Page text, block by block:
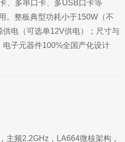
、多串口卡、多USB口卡等
。整板典型功耗小于150W（不
电（可选单12V供电）；尺寸与
子元器件100%全国产化设计
主频2.2GHz，LA664微核架构，